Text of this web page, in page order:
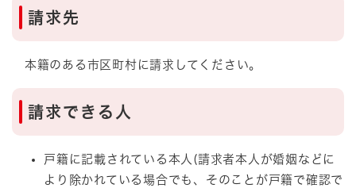
請求先
本籍のある市区町村に請求してください。
請求できる人
戸籍に記載されている本人(請求者本人が婚姻などに
より除かれている場合でも、そのことが戸籍で確認で